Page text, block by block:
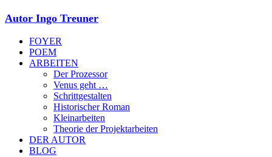
Autor Ingo Treuner
FOYER
POEM
ARBEITEN
Der Prozessor
Venus geht …
Schrittgestalten
Historischer Roman
Kleinarbeiten
Theorie der Projektarbeiten
DER AUTOR
BLOG